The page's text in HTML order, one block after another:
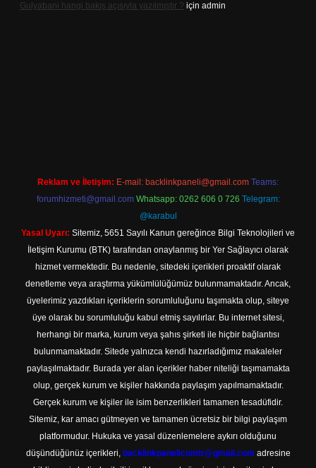
Gulyabani hangi bakış açısıyla yazılmıştır ? için admin
Reklam ve İletişim: E-mail: backlinkpaneli@gmail.com Teams:
forumhizmeti@gmail.com Whatsapp: 0262 606 0 726 Telegram:
@karabul
Yasal Uyarı: Sitemiz, 5651 Sayılı Kanun gereğince Bilgi Teknolojileri ve
İletişim Kurumu (BTK) tarafından onaylanmış bir Yer Sağlayıcı olarak
hizmet vermektedir. Bu nedenle, sitedeki içerikleri proaktif olarak
denetleme veya araştırma yükümlülüğümüz bulunmamaktadır. Ancak,
üyelerimiz yazdıkları içeriklerin sorumluluğunu taşımakta olup, siteye
üye olarak bu sorumluluğu kabul etmiş sayılırlar. Bu internet sitesi,
herhangi bir marka, kurum veya şahıs şirketi ile hiçbir bağlantısı
bulunmamaktadır. Sitede yalnızca kendi hazırladığımız makaleler
paylaşılmaktadır. Burada yer alan içerikler haber niteliği taşımamakta
olup, gerçek kurum ve kişiler hakkında paylaşım yapılmamaktadır.
Gerçek kurum ve kişiler ile isim benzerlikleri tamamen tesadüfidir.
Sitemiz, kar amacı gütmeyen ve tamamen ücretsiz bir bilgi paylaşım
platformudur. Hukuka ve yasal düzenlemelere aykırı olduğunu
düşündüğünüz içerikleri, backlinkpanelicomtr@gmail.com adresine